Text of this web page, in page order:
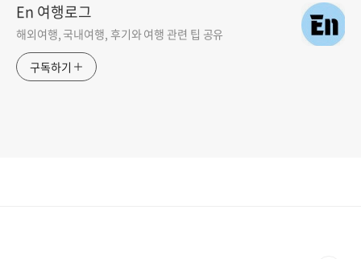
En 여행로그
해외여행, 국내여행, 후기와 여행 관련 팁 공유
구독하기